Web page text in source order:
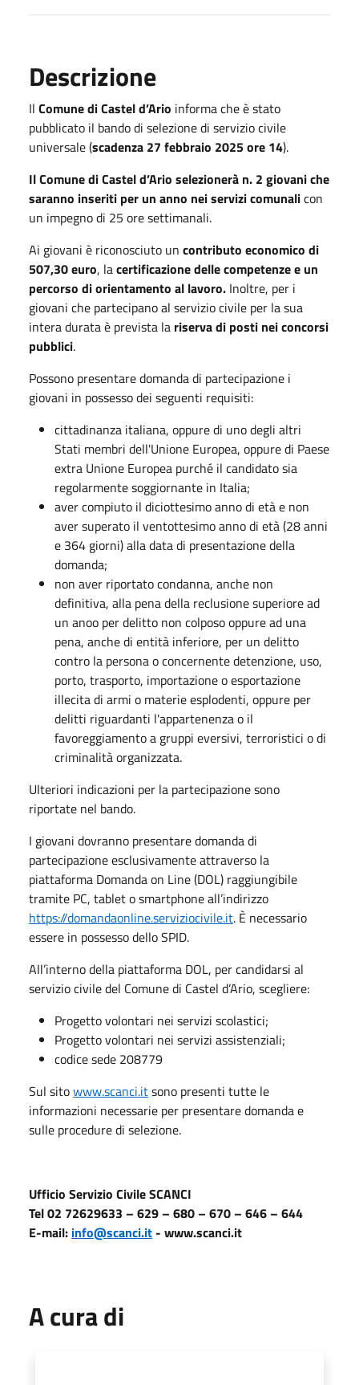
Descrizione
Il Comune di Castel d’Ario informa che è stato
pubblicato il bando di selezione di servizio civile
universale (scadenza 27 febbraio 2025 ore 14).
Il Comune di Castel d’Ario selezionerà n. 2 giovani che
saranno inseriti per un anno nei servizi comunalicon
un impegno di 25 ore settimanali.
Ai giovani è riconosciuto un contributo economico di
507,30euro, lacertificazione delle competenze e un
percorso di orientamento al lavoro. Inoltre, per i
giovani che partecipano al servizio civile per la sua
intera durata è prevista la riserva di posti nei concorsi
pubblici.
Possono presentare domanda di partecipazione i
giovani in possesso dei seguenti requisiti:
cittadinanza italiana, oppure di uno degli altri
Stati membri dell'Unione Europea, oppure di Paese
extra Unione Europea purché il candidato sia
regolarmente soggiornante in Italia;
aver compiuto il diciottesimo anno di età e non
aver superato il ventottesimo anno di età (28 anni
e 364 giorni) alla data di presentazione della
domanda;
non aver riportato condanna, anche non
definitiva, alla pena della reclusione superiore ad
un anoo per delitto non colposo oppure ad una
pena, anche di entità inferiore, per un delitto
contro la persona o concernente detenzione, uso,
porto, trasporto, importazione o esportazione
illecita di armi o materie esplodenti, oppure per
delitti riguardanti l'appartenenza o il
favoreggiamento a gruppi eversivi, terroristici o di
criminalità organizzata.
Ulteriori indicazioni per la partecipazione sono
riportate nel bando.
I giovani dovranno presentare domanda di
partecipazione esclusivamente attraverso la
piattaforma Domanda on Line (DOL) raggiungibile
tramite PC, tablet o smartphone all’indirizzo
https://domandaonline.serviziocivile.it. È necessario
essere in possesso dello SPID.
All’interno della piattaforma DOL, per candidarsi al
servizio civile del Comune di Castel d’Ario, scegliere:
Progetto volontari nei servizi scolastici;
Progetto volontari nei servizi assistenziali;
codice sede 208779
Sul sitowww.scanci.itsono presenti tutte le
informazioni necessarie per presentare domanda e
sulle procedure di selezione.
Ufficio Servizio Civile SCANCI
Tel 02 72629633 – 629 – 680 – 670 – 646 – 644
E-mail: info@scanci.it- www.scanci.it
A cura di